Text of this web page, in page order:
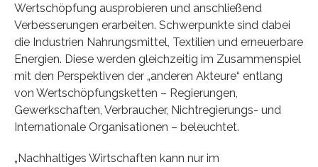
Wertschöpfung ausprobieren und anschließend
Verbesserungen erarbeiten. Schwerpunkte sind dabei
die Industrien Nahrungsmittel, Textilien und erneuerbare
Energien. Diese werden gleichzeitig im Zusammenspiel
mit den Perspektiven der „anderen Akteure“ entlang
von Wertschöpfungsketten – Regierungen,
Gewerkschaften, Verbraucher, Nichtregierungs- und
Internationale Organisationen – beleuchtet.
„Nachhaltiges Wirtschaften kann nur im